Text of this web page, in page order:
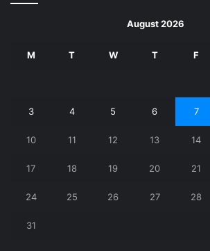
August 2026
M T W T F
3 4 5 6 7
10 11 12 13 14
17 18 19 20 21
24 25 26 27 28
31